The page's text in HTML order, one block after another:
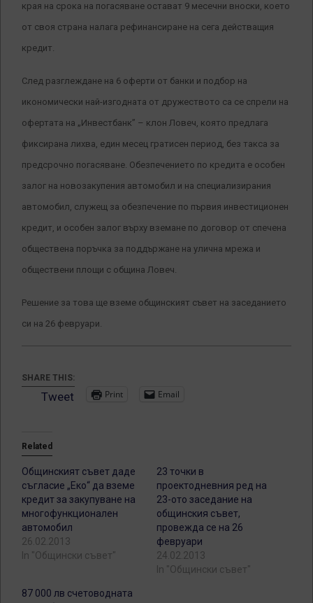
края на срока на погасяване остават 9 месечни вноски, което
от своя страна налага рефинансиране на сега действащия
кредит.
След разглеждане на 6 оферти от банки и подбор на
икономически най-изгодната от дружеството са се спрели на
офертата на „Инвестбанк” – клон Ловеч, която предлага
фиксирана лихва, един месец гратисен период, без такса за
предсрочно погасяване. Обезпечението по кредита е особен
залог на новозакупения автомобил и на специализирания
автомобил, служещ за обезпечение по първия инвестиционен
кредит, и особен залог върху вземане по договор от спечена
обществена поръчка за поддържане на улична мрежа и
обществени площи с община Ловеч.
Решение за това ще вземе общинският съвет на заседанието
си на 26 февруари.
SHARE THIS:
Tweet Print Email
Related
Общинският съвет даде
съгласие „Еко“ да вземе
кредит за закупуване на
многофункционален
автомобил
26.02.2013
In "Общински съвет"
23 точки в
проектодневния ред на
23-ото заседание на
общинския съвет,
провежда се на 26
февруари
24.02.2013
In "Общински съвет"
87 000 лв счетоводната